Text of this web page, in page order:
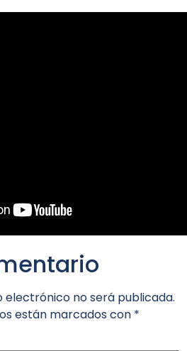
electrónico no será publicada.
están marcados con *